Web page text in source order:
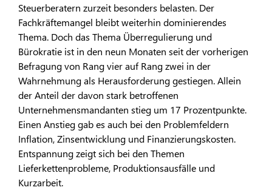
Steuerberatern zurzeit besonders belasten. Der
Fachkräftemangel bleibt weiterhin dominierendes
Thema. Doch das Thema Überregulierung und
Bürokratie ist in den neun Monaten seit der vorherigen
Befragung von Rang vier auf Rang zwei in der
Wahrnehmung als Herausforderung gestiegen. Allein
der Anteil der davon stark betroffenen
Unternehmensmandanten stieg um 17 Prozentpunkte.
Einen Anstieg gab es auch bei den Problemfeldern
Inflation, Zinsentwicklung und Finanzierungskosten.
Entspannung zeigt sich bei den Themen
Lieferkettenprobleme, Produktionsausfälle und
Kurzarbeit.